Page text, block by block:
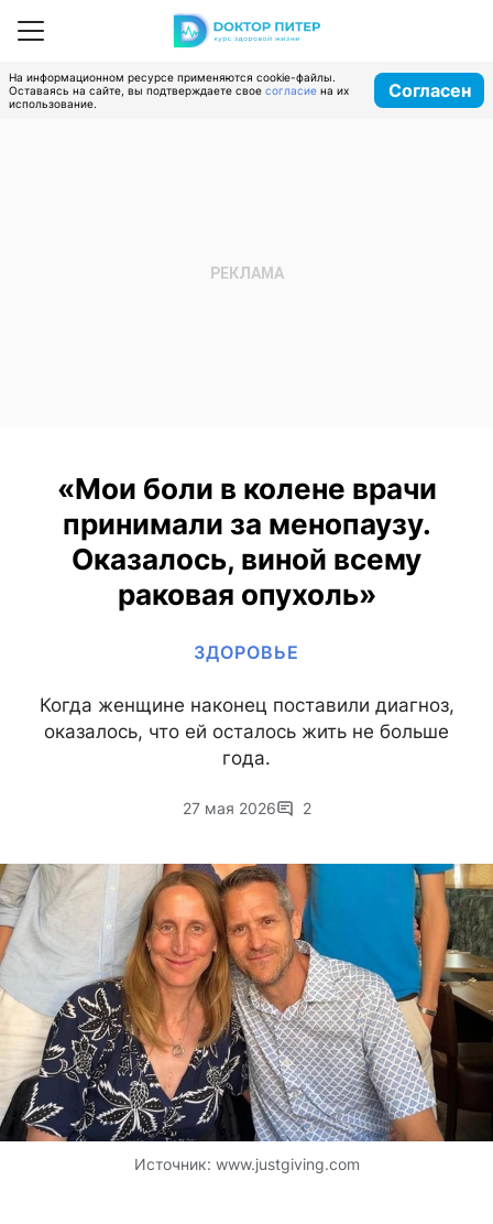
На информационном ресурсе применяются cookie-файлы.
Оставаясь на сайте, вы подтверждаете свое согласие на их
использование.
Согласен
«Мои боли в колене врачи
принимали за менопаузу.
Оказалось, виной всему
раковая опухоль»
ЗДОРОВЬЕ
Когда женщине наконец поставили диагноз,
оказалось, что ей осталось жить не больше
года.
27 мая 2026 2
Источник: www.justgiving.com